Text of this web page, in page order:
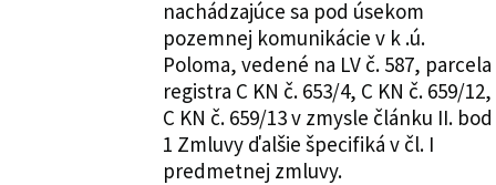
nachádzajúce sa pod úsekom
pozemnej komunikácie v k .ú.
Poloma, vedené na LV č. 587, parcela
registra C KN č. 653/4, C KN č. 659/12,
C KN č. 659/13 v zmysle článku II. bod
1 Zmluvy ďalšie špecifiká v čl. I
predmetnej zmluvy.